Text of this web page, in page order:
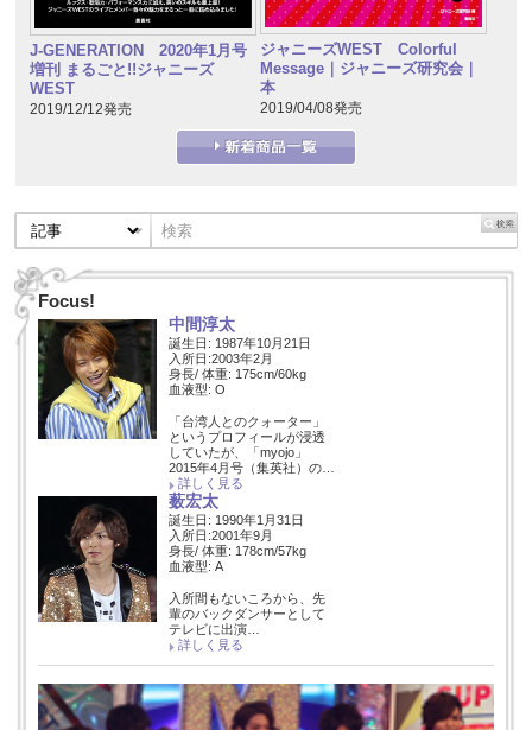
J-GENERATION 2020年1月号
増刊 まるごと!!ジャニーズ
WEST
2019/12/12発売
ジャニーズWEST Colorful
Message｜ジャニーズ研究会｜
本
2019/04/08発売
Focus!
中間淳太
誕生日: 1987年10月21日
入所日:2003年2月
身長/ 体重: 175cm/60kg
血液型: O
「台湾人とのクォーター」
というプロフィールが浸透
していたが、「myojo」
2015年4月号（集英社）の…
詳しく見る
薮宏太
誕生日: 1990年1月31日
入所日:2001年9月
身長/ 体重: 178cm/57kg
血液型: A
入所間もないころから、先
輩のバックダンサーとして
テレビに出演…
詳しく見る